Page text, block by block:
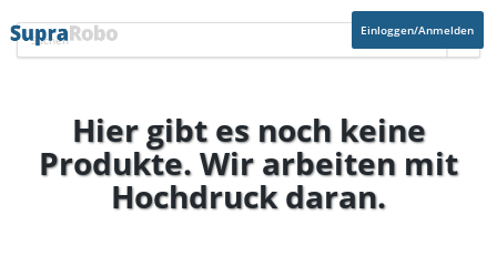
Einloggen/Anmelden
Hier gibt es noch keine
Produkte. Wir arbeiten mit
Hochdruck daran.